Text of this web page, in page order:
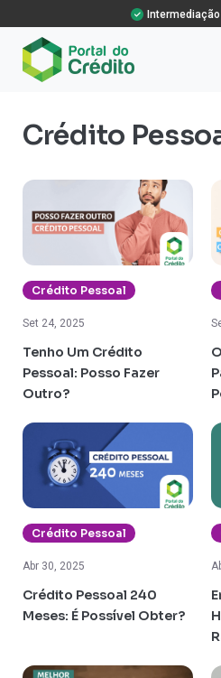
Crédito
Crédito Pessoal
Set 24, 2025
Tenho Um Crédito
Pessoal: Posso Fazer
Outro?
Crédito Pessoal
Abr 30, 2025
Crédito Pessoal 240
Meses: É Possível Obter?